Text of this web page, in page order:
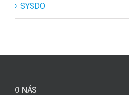
SYSDO
O NÁS